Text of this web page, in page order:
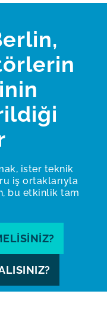
ister teknik
iş ortaklarıyla
bu etkinlik tam